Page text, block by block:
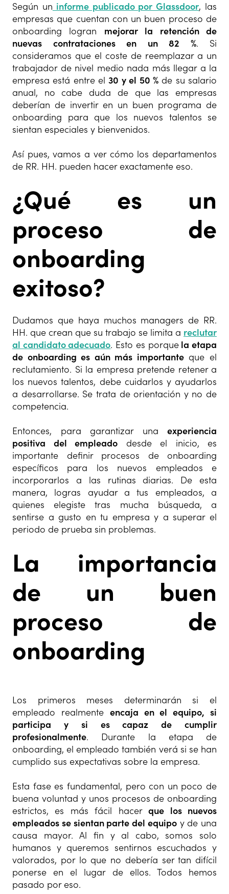
Según un informe publicado por Glassdoor, las
empresas que cuentan con un buen proceso de
onboarding logran mejorar la retención de
nuevas contrataciones en un 82 %. Si
consideramos que el coste de reemplazar a un
trabajador de nivel medio nada más llegar a la
empresa está entre el30 y el 50 %de su salario
anual, no cabe duda de que las empresas
deberían de invertir en un buen programa de
onboarding para que los nuevos talentos se
sientan especiales y bienvenidos.
Así pues, vamos a ver cómo los departamentos
de RR. HH. pueden hacer exactamente eso.
¿Qué es un
proceso de
onboarding
exitoso?
Dudamos que haya muchos managers de RR.
HH. que crean que su trabajo se limita a reclutar
al candidato adecuado. Esto es porquela etapa
de onboarding es aún más importanteque el
reclutamiento. Si la empresa pretende retener a
los nuevos talentos, debe cuidarlos y ayudarlos
a desarrollarse. Se trata de orientación y no de
competencia.
Entonces, para garantizar una experiencia
positiva del empleado desde el inicio, es
importante definir procesos de onboarding
específicos para los nuevos empleados e
incorporarlos a las rutinas diarias. De esta
manera, logras ayudar a tus empleados, a
quienes elegiste tras mucha búsqueda, a
sentirse a gusto en tu empresa y a superar el
periodo de prueba sin problemas.
La importancia
de un buen
proceso de
onboarding
Los primeros meses determinarán si el
empleado realmente encaja en el equipo, si
participa y si es capaz de cumplir
profesionalmente. Durante la etapa de
onboarding, el empleado también verá si se han
cumplido sus expectativas sobre la empresa.
Esta fase es fundamental, pero con un poco de
buena voluntad y unos procesos de onboarding
estrictos, es más fácil hacerque los nuevos
empleados se sientan parte del equipoy de una
causa mayor. Al fin y al cabo, somos solo
humanos y queremos sentirnos escuchados y
valorados, por lo que no debería ser tan difícil
ponerse en el lugar de ellos. Todos hemos
pasado por eso.